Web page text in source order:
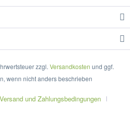
zzgl. Versandkosten und ggf.
wenn nicht anders beschrieben
Versand und Zahlungsbedingungen